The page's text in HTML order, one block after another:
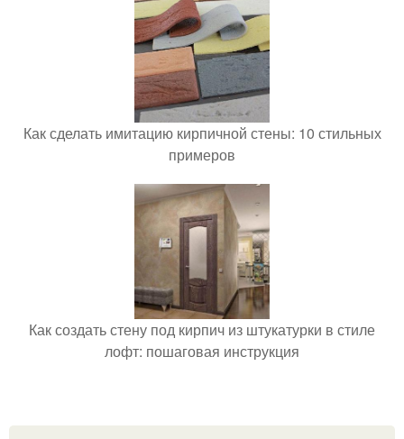
Как сделать имитацию кирпичной стены: 10 стильных
примеров
Как создать стену под кирпич из штукатурки в стиле
лофт: пошаговая инструкция